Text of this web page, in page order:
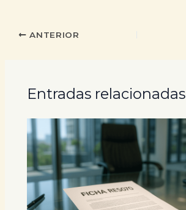
ANTERIOR
Entradas relacionadas